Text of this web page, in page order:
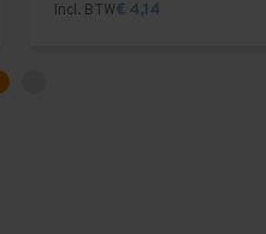
Incl. BTW€ 4,14